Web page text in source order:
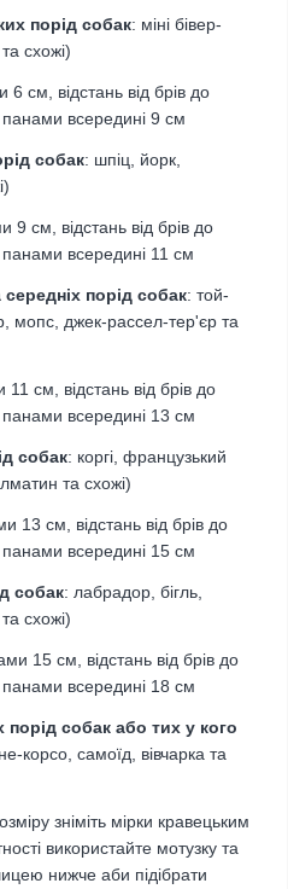
порід собак: міні бівер-
схожі)
6 см, відстань від брів до
панами всередині 9 см
собак: шпіц, йорк,
9 см, відстань від брів до
панами всередині 11 см
порід собак: той-
мопс, джек-рассел-тер'єр та
см, відстань від брів до
панами всередині 13 см
собак: коргі, французький
та схожі)
13 см, відстань від брів до
панами всередині 15 см
собак: лабрадор, бігль,
схожі)
15 см, відстань від брів до
всередині 18 см
собак або тих у кого
корсо, самоїд, вівчарка та
зніміть мірки кравецьким
використайте мотузку та
нижче аби підібрати